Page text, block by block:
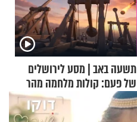
תשעה באב | מסע לירושלים
של פעם: קולות מלחמה מהר
הזיתים